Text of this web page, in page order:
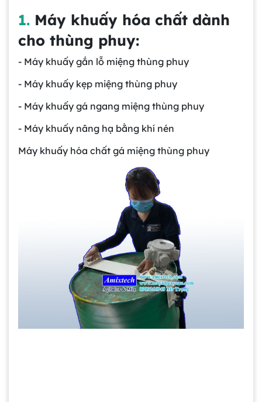
1. Máy khuấy hóa chất dành
cho thùng phuy:
- Máy khuấy gắn lỗ miệng thùng phuy
- Máy khuấy kẹp miệng thùng phuy
- Máy khuấy gá ngang miệng thùng phuy
- Máy khuấy nâng hạ bằng khí nén
Máy khuấy hóa chất gá miệng thùng phuy